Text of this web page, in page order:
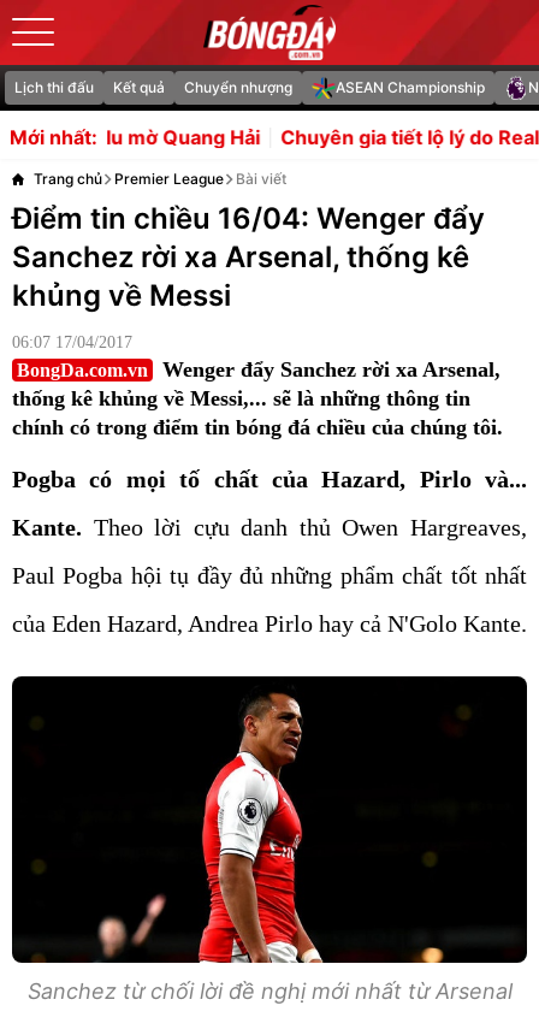
Lịch thi đấu Kết quả Chuyển nhượng ASEAN Championship
Mới nhất:
Hải Chuyên gia tiết lộ lý do Real từ bỏ Rodri
Trang chủ Premier League Bài viết
Điểm tin chiều 16/04: Wenger đẩy
Sanchez rời xa Arsenal, thống kê
khủng về Messi
06:07 17/04/2017
BongDa.com.vn
Wenger đẩy Sanchez rời xa Arsenal,
thống kê khủng về Messi,... sẽ là những thông tin
chính có trong điểm tin bóng đá chiều của chúng tôi.
Pogba có mọi tố chất của Hazard, Pirlo và...
Kante. Theo lời cựu danh thủ Owen Hargreaves,
Paul Pogba hội tụ đầy đủ những phẩm chất tốt nhất
của Eden Hazard, Andrea Pirlo hay cả N'Golo Kante.
Sanchez từ chối lời đề nghị mới nhất từ Arsenal